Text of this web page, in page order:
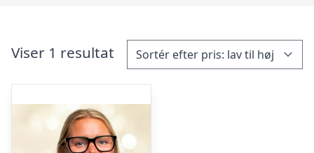
Viser 1 resultat